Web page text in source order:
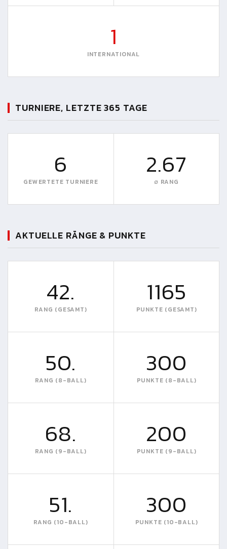
1
INTERNATIONAL
TURNIERE, LETZTE 365 TAGE
6
GEWERTETE TURNIERE
2.67
∅ RANG
AKTUELLE RÄNGE & PUNKTE
42.
RANG (GESAMT)
1165
PUNKTE (GESAMT)
50.
RANG (8-BALL)
300
PUNKTE (8-BALL)
68.
RANG (9-BALL)
200
PUNKTE (9-BALL)
51.
RANG (10-BALL)
300
PUNKTE (10-BALL)